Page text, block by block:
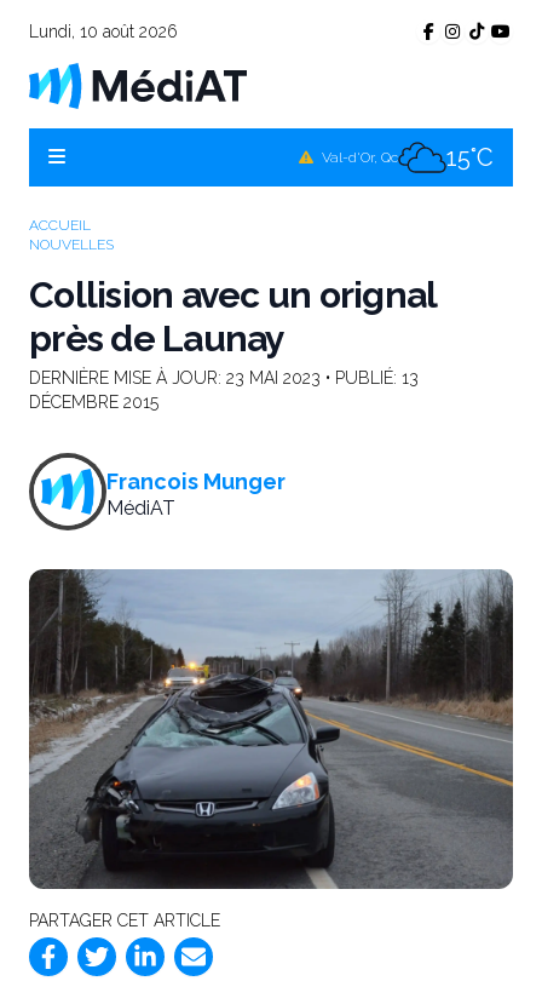
Lundi, 10 août 2026
Val-d'Or, Qc 15°C
ACCUEIL
NOUVELLES
Collision avec un orignal
près de Launay
DERNIÈRE MISE À JOUR: 23 MAI 2023 • PUBLIÉ: 13
DÉCEMBRE 2015
Francois Munger
MédiAT
PARTAGER CET ARTICLE